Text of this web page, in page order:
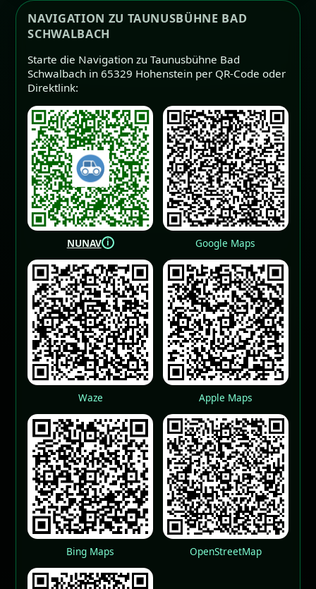
NAVIGATION ZU TAUNUSBÜHNE BAD
SCHWALBACH
Starte die Navigation zu Taunusbühne Bad
Schwalbach in 65329 Hohenstein per QR-Code oder
Direktlink:
NUNAV i Google Maps
Waze Apple Maps
Bing Maps OpenStreetMap